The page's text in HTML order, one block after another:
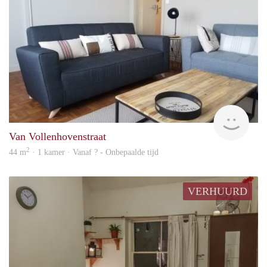
Van Vollenhovenstraat
44 m2 · 1 kamer · Vanaf ? - Onbepaalde tijd
VERHUURD